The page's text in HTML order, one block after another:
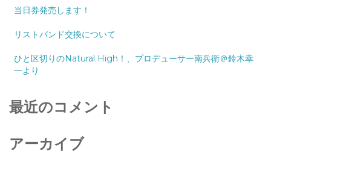
当日券発売します！
リストバンド交換について
ひと区切りのNatural High！、プロデューサー南兵衛＠鈴木幸
一より
最近のコメント
アーカイブ